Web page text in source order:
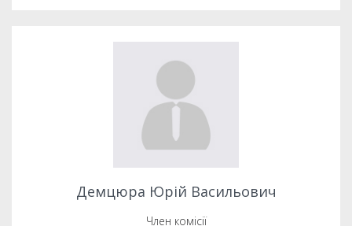
Демцюра Юрій Васильович
Член комісії